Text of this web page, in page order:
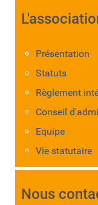
Présentation
Statuts
Règlement
Conseil
Equipe
Vie statutaire
Nous